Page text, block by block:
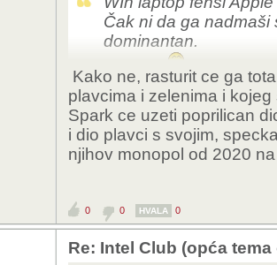
Čak ni da ga nadmaši
dominantan.
Kako ne, rasturit ce ga
plavcima i zelenima i
Spark ce uzeti poprilican
i dio plavci s svojim,
njihov monopol od 2020
0 0 HVALA 0
Re: Intel Club (opća